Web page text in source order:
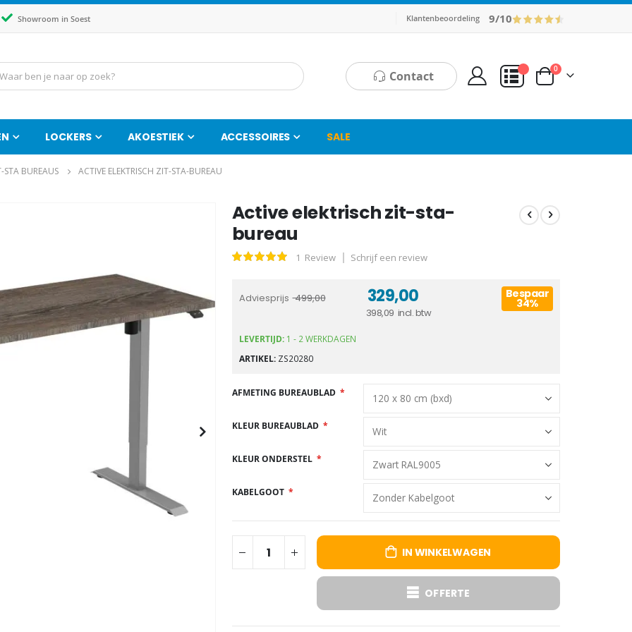
Showroom in Soest Klantenbeoordeling 9/10
Contact Cart
0producten
LOCKERS AKOESTIEK ACCESSOIRES SALE
STA BUREAUS ACTIVE ELEKTRISCH ZIT-STA-BUREAU
naar
begin
afbeeldingen-
Active elektrisch zit-sta-
bureau
Waardering: 1 Review Schrijf een review
Adviesprijs 499,00
398,09
329,00 Bespaar
34%
LEVERTIJD: 1 - 2 WERKDAGEN
ARTIKEL ZS20280
AFMETING BUREAUBLAD
KLEUR BUREAUBLAD
KLEUR ONDERSTEL
KABELGOOT
IN WINKELWAGEN
OFFERTE